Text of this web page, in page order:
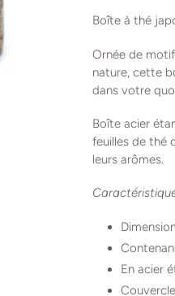
à
panier
Boîte à thé
Ornée de
nature, cette
dans votre
Boîte acier
feuilles de thé
leurs arômes.
En acier